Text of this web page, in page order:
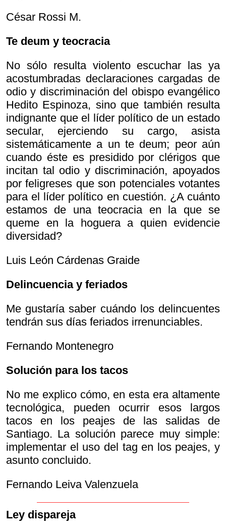
César Rossi M.
Te deum y teocracia
No sólo resulta violento escuchar las ya
acostumbradas declaraciones cargadas de
odio y discriminación del obispo evangélico
Hedito Espinoza, sino que también resulta
indignante que el líder político de un estado
secular, ejerciendo su cargo, asista
sistemáticamente a un te deum; peor aún
cuando éste es presidido por clérigos que
incitan tal odio y discriminación, apoyados
por feligreses que son potenciales votantes
para el líder político en cuestión. ¿A cuánto
estamos de una teocracia en la que se
queme en la hoguera a quien evidencie
diversidad?
Luis León Cárdenas Graide
Delincuencia y feriados
Me gustaría saber cuándo los delincuentes
tendrán sus días feriados irrenunciables.
Fernando Montenegro
Solución para los tacos
No me explico cómo, en esta era altamente
tecnológica, pueden ocurrir esos largos
tacos en los peajes de las salidas de
Santiago. La solución parece muy simple:
implementar el uso del tag en los peajes, y
asunto concluido.
Fernando Leiva Valenzuela
Ley dispareja